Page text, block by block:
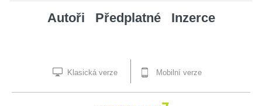
Autoři Předplatné Inzerce
Klasická verze Mobilní verze